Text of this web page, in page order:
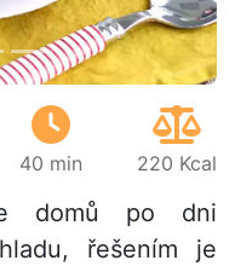
40 min 220 Kcal
domů po dni
řešením je